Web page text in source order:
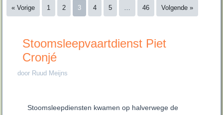
« Vorige 1 2 3 4 5 … 46 Volgende »
Stoomsleepvaartdienst Piet
Cronjé
door Ruud Meijns
Stoomsleepdiensten kwamen op halverwege de